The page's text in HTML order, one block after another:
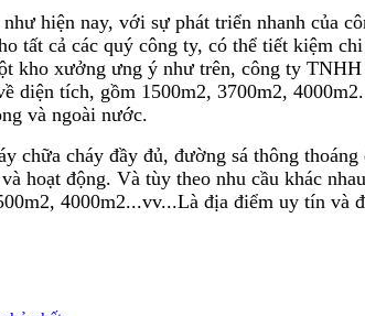
hiện nay, với sự phát triển nhanh của
tất cả các quý công ty, có thể tiết kiệm
kho xưởng ưng ý như trên, công ty
diện tích, gồm 1500m2, 3700m2,
và ngoài nước.
chữa cháy đầy đủ, đường sá thông
hoạt động. Và tùy theo nhu cầu khác
4000m2...vv...Là địa điểm uy tín và